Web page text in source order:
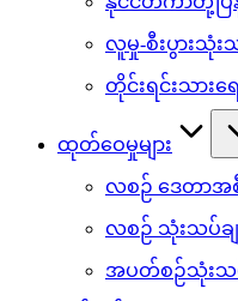
လူမှု-စီးပွားသုံး
တိုင်းရင်းသားရေ
ထုတ်ဝေမှုများ
လစဉ် ဒေတာအ
လစဉ် သုံးသပ်ချ
အပတ်စဉ်သုံးသပ်